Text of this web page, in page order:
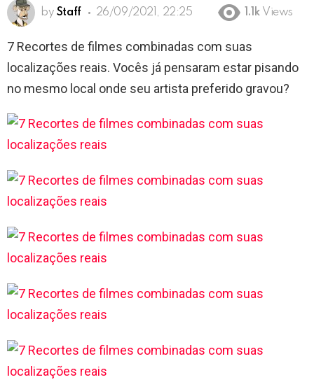
by Staff 26/09/2021, 22:25 1.1k Views
7 Recortes de filmes combinadas com suas
localizações reais. Vocês já pensaram estar pisando
no mesmo local onde seu artista preferido gravou?